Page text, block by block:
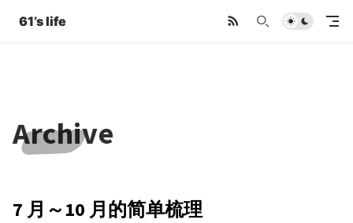
61’s life
Archive
7 月～10 月的简单梳理